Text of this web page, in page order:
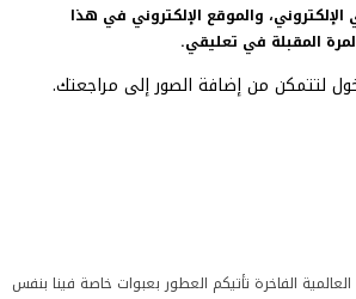
والموقع الإلكتروني في هذا
المقبلة في تعليقي.
لتتمكن من إضافة الصور إلى مراجعتك.
الفاخرة تأتيكم العطور بعبوات خاصة فينا بنفس